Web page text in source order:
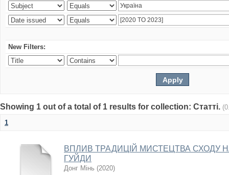
New Filters:
Showing 1 out of a total of 1 results for collection: Статті.
1
ВПЛИВ ТРАДИЦІЙ МИСТЕЦТВА СХОДУ
ГУЙДИ
Донг Мінь (2020)